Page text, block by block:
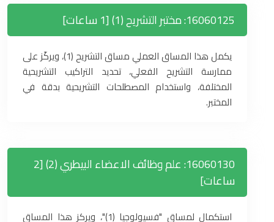
16060125: مختبر التشريح (1) [1 ساعات]
يكمل هذا المساق العملي مساق التشريح (1)، ويركّز على
ممارسة التشريح الفعلي، تحديد التراكيب التشريحية
المختلفة، واستخدام المصطلحات التشريحية بدقة في
المختبر.
16060130: علم وظائف الاعضاء البيطري (2) [2
ساعات]
استكمال لمساق "فسيولوجيا (1)"، ويركز هذا المساق